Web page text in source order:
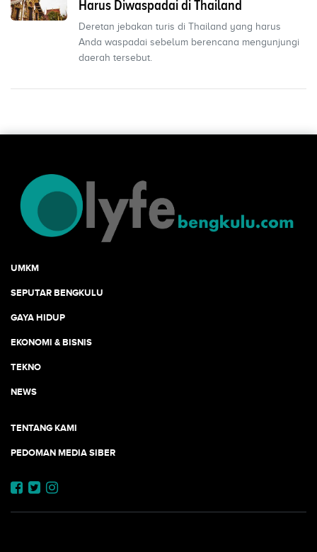
Harus Diwaspadai di Thailand
Deretan jebakan turis di Thailand yang harus
Anda waspadai sebelum berencana mengunjungi
daerah tersebut.
UMKM
SEPUTAR BENGKULU
GAYA HIDUP
EKONOMI & BISNIS
TEKNO
NEWS
TENTANG KAMI
PEDOMAN MEDIA SIBER